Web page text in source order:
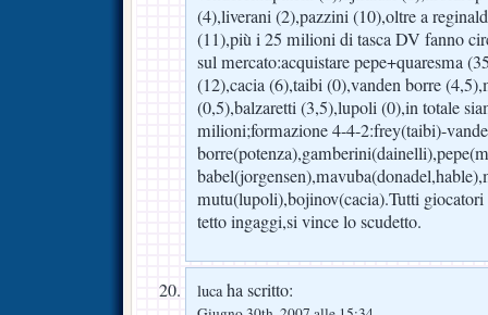
(4),liverani (2),pazzini (10),oltre a
(11),più i 25 milioni di tasca DV fanno
sul mercato:acquistare pepe+quaresma
(12),cacia (6),taibi (0),vanden borre
(0,5),balzaretti (3,5),lupoli (0),in totale
milioni;formazione 4-4-2:frey(taibi)-
mutu(lupoli),bojinov(cacia).Tutti giocatori
tetto ingaggi,si vince lo scudetto.
lucaha scritto: